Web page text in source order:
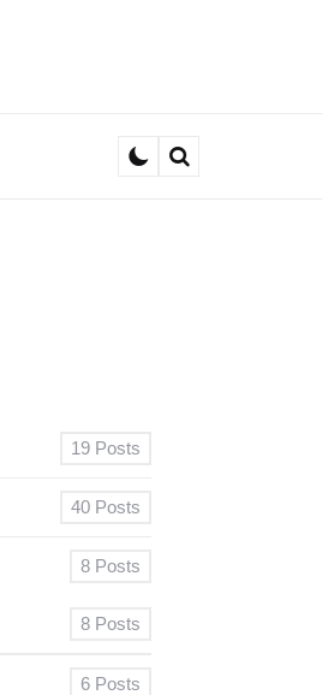
19 Posts
40 Posts
8 Posts
8 Posts
6 Posts